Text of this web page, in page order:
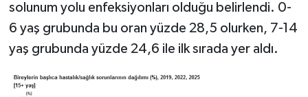
solunum yolu enfeksiyonları olduğu belirlendi. 0-
6 yaş grubunda bu oran yüzde 28,5 olurken, 7-14
yaş grubunda yüzde 24,6 ile ilk sırada yer aldı.